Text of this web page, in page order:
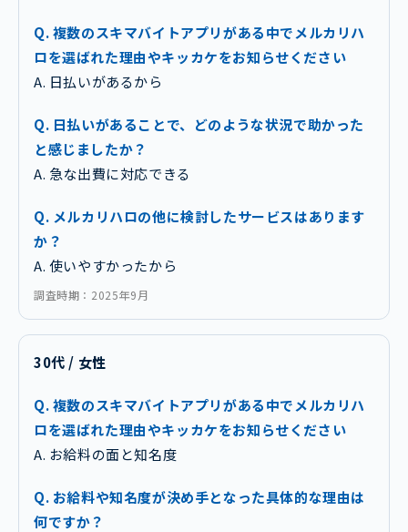
Q. 複数のスキマバイトアプリがある中でメルカリハ
ロを選ばれた理由やキッカケをお知らせください
A. 日払いがあるから
Q. 日払いがあることで、どのような状況で助かった
と感じましたか？
A. 急な出費に対応できる
Q. メルカリハロの他に検討したサービスはあります
か？
A. 使いやすかったから
調査時期：2025年9月
30代 / 女性
Q. 複数のスキマバイトアプリがある中でメルカリハ
ロを選ばれた理由やキッカケをお知らせください
A. お給料の面と知名度
Q. お給料や知名度が決め手となった具体的な理由は
何ですか？